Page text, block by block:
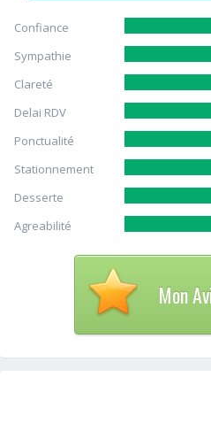
Confiance
Sympathie
Clareté
Delai RDV
Ponctualité
Stationnement
Desserte
Agreabilité
Mon